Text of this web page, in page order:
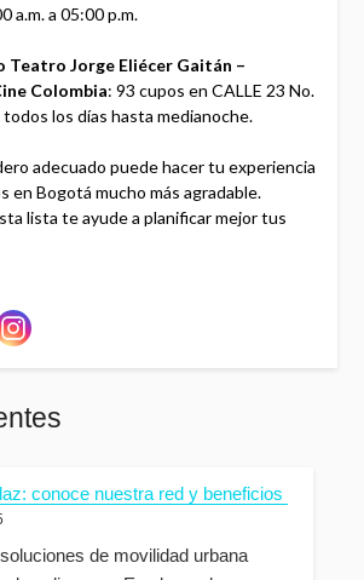
a.m. a 05:00 p.m.
Teatro Jorge Eliécer Gaitán –
Colombia: 93 cupos en CALLE 23 No.
los días hasta medianoche.
adecuado puede hacer tu experiencia
en Bogotá mucho más agradable.
lista te ayude a planificar mejor tus
conoce nuestra red y beneficios
de movilidad urbana